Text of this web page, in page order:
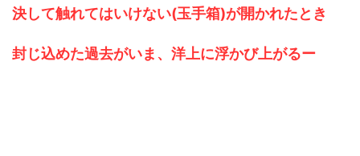
決して触れてはいけない(玉手箱)が開かれたとき
封じ込めた過去がいま、 洋上に浮かび上がるー